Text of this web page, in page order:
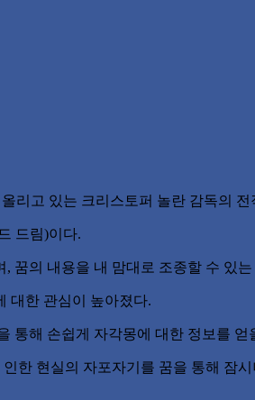
리고 있는 크리스토퍼 놀란 감독의
드림)이다.
꿈의 내용을 내 맘대로 조종할 수 있는
대한 관심이 높아졌다.
통해 손쉽게 자각몽에 대한 정보를 얻
한 현실의 자포자기를 꿈을 통해 잠